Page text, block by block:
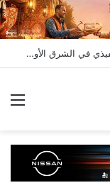
انكوش ارورا ضمن قائمة أقوى 100 رئيس تنفيذي في الشرق الأوسط لعام 2026 في قائمة فوربس الشرق الأوسط”